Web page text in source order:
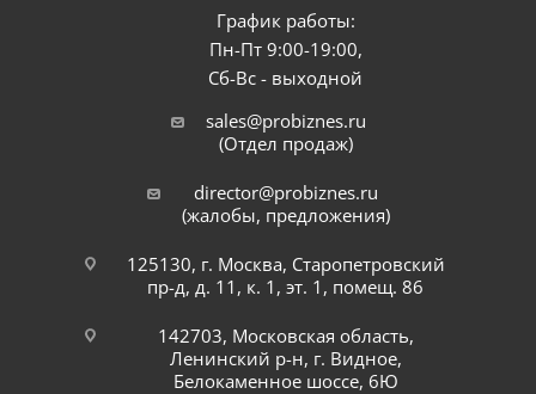
График работы:
Пн-Пт 9:00-19:00,
Сб-Вс - выходной
sales@probiznes.ru
(Отдел продаж)
director@probiznes.ru
(жалобы, предложения)
125130, г. Москва, Старопетровский
пр-д, д. 11, к. 1, эт. 1, помещ. 86
142703, Московская область,
Ленинский р-н, г. Видное,
Белокаменное шоссе, 6Ю